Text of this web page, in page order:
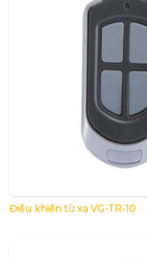
Điều khiển từ xa VG-TR-10